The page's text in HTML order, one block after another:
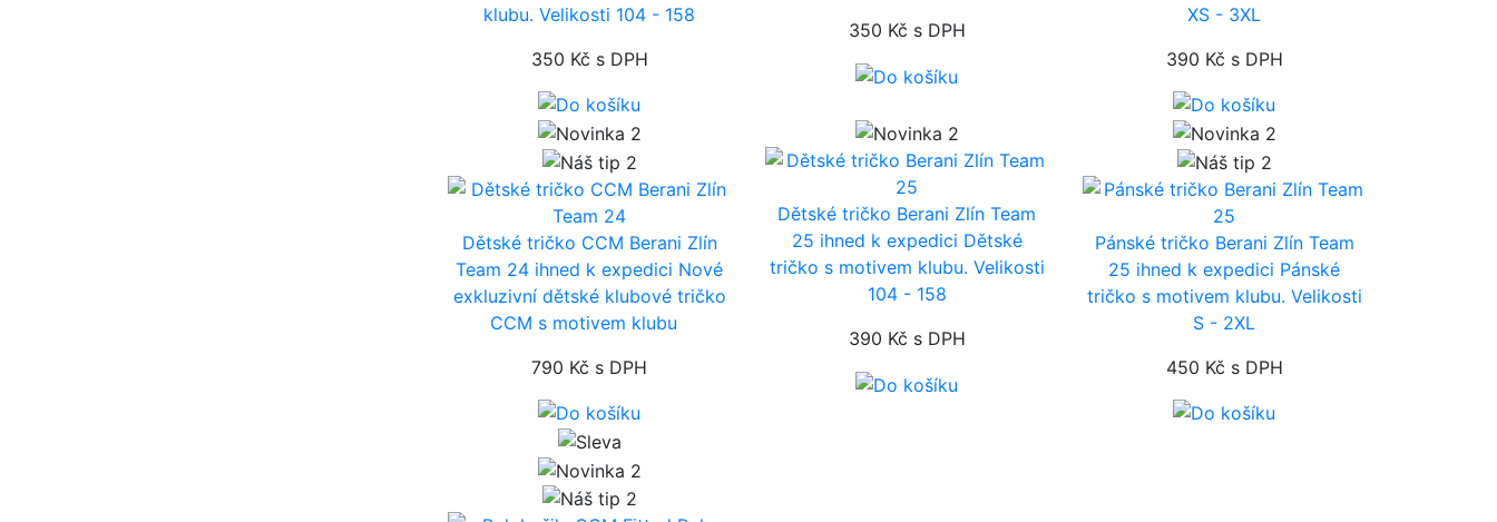
klubu. Velikosti 104 - 158
350 Kč s DPH
350 Kč s DPH
XS - 3XL
390 Kč s DPH
Dětské tričko CCM Berani Zlín
Team 24 ihned k expedici Nové
exkluzivní dětské klubové tričko
CCM s motivem klubu
790 Kč s DPH
Dětské tričko Berani Zlín Team
25 ihned k expedici Dětské
tričko s motivem klubu. Velikosti
104 - 158
390 Kč s DPH
Pánské tričko Berani Zlín Team
25 ihned k expedici Pánské
tričko s motivem klubu. Velikosti
S - 2XL
450 Kč s DPH